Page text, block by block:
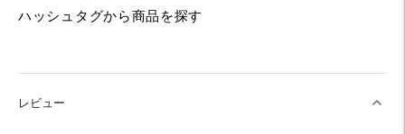
ー
ハッシュタグから商品を探す
レビュー